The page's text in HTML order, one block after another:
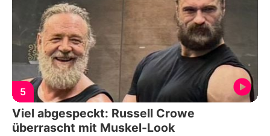
5
Viel abgespeckt: Russell Crowe
überrascht mit Muskel-Look